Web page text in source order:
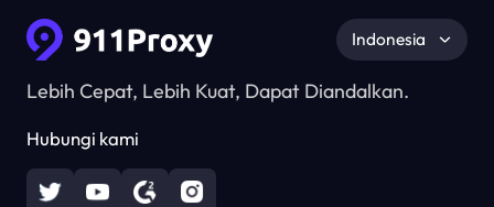
Lebih Cepat, Lebih Kuat, Dapat Diandalkan.
Hubungi kami
Indonesia